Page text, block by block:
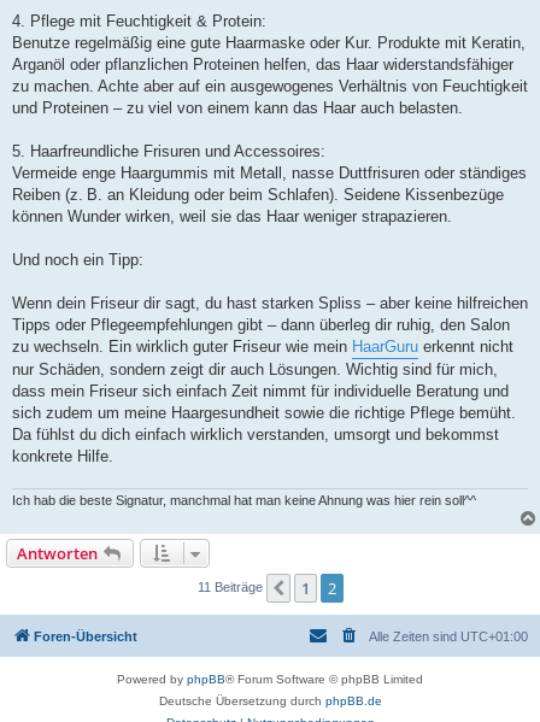
4. Pflege mit Feuchtigkeit & Protein:
Benutze regelmäßig eine gute Haarmaske oder Kur. Produkte mit Keratin,
Arganöl oder pflanzlichen Proteinen helfen, das Haar widerstandsfähiger
zu machen. Achte aber auf ein ausgewogenes Verhältnis von Feuchtigkeit
und Proteinen – zu viel von einem kann das Haar auch belasten.
5. Haarfreundliche Frisuren und Accessoires:
Vermeide enge Haargummis mit Metall, nasse Duttfrisuren oder ständiges
Reiben (z. B. an Kleidung oder beim Schlafen). Seidene Kissenbezüge
können Wunder wirken, weil sie das Haar weniger strapazieren.
Und noch ein Tipp:
Wenn dein Friseur dir sagt, du hast starken Spliss – aber keine hilfreichen
Tipps oder Pflegeempfehlungen gibt – dann überleg dir ruhig, den Salon
zu wechseln. Ein wirklich guter Friseur wie mein HaarGuru erkennt nicht
nur Schäden, sondern zeigt dir auch Lösungen. Wichtig sind für mich,
dass mein Friseur sich einfach Zeit nimmt für individuelle Beratung und
sich zudem um meine Haargesundheit sowie die richtige Pflege bemüht.
Da fühlst du dich einfach wirklich verstanden, umsorgt und bekommst
konkrete Hilfe.
Ich hab die beste Signatur, manchmal hat man keine Ahnung was hier rein soll^^
Antworten
11 Beiträge Vorherige
1 2
Foren-Übersicht Alle Zeiten sind UTC+01:00
Powered by phpBB® Forum Software © phpBB Limited
Deutsche Übersetzung durch phpBB.de